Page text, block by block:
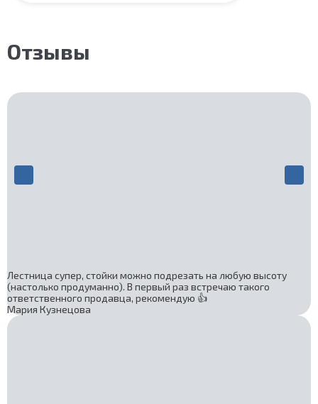
Отзывы
Лестница супер, стойки можно подрезать на любую высоту
(настолько продуманно). В первый раз встречаю такого
ответственного продавца, рекомендую 👍
Мария Кузнецова